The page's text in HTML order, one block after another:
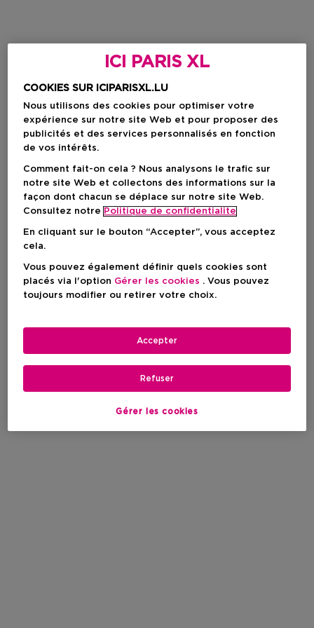
ICI PARIS XL
COOKIES SUR ICIPARISXL.LU
Nous utilisons des cookies pour optimiser votre
expérience sur notre site Web et pour proposer des
publicités et des services personnalisés en fonction
de vos intérêts.
Comment fait-on cela ? Nous analysons le trafic sur
notre site Web et collectons des informations sur la
façon dont chacun se déplace sur notre site Web.
Consultez notre Politique de confidentialite
En cliquant sur le bouton “Accepter”, vous acceptez
cela.
Vous pouvez également définir quels cookies sont
placés via l'option Gérer les cookies . Vous pouvez
toujours modifier ou retirer votre choix.
Gérer les cookies
Refuser
Accepter